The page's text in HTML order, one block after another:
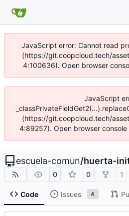
JavaScript error: Cannot read
(https://git.coopcloud.tech/
4:100636). Open browser
JavaScript
(https://git.coopcloud.tech/
4:89257). Open browser
escuela-comun/huerta-
0 0 1
Code Issues 4